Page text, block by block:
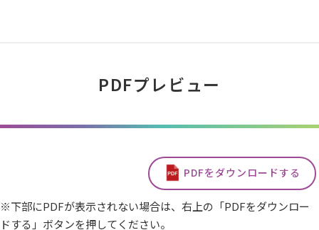
PDFプレビュー
PDFをダウンロードする
※下部にPDFが表示されない場合は、右上の「PDFをダウンロー
ドする」ボタンを押してください。